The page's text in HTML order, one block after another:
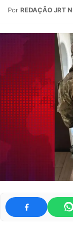
Por REDAÇÃO JRT